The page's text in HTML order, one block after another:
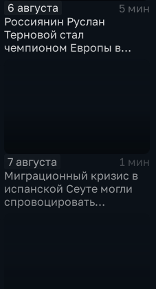
6 августа
5 мин
Россиянин Руслан
Терновой стал
чемпионом Европы в
7 августа
1 мин
Миграционный кризис в
испанской Сеуте могли
спровоцировать